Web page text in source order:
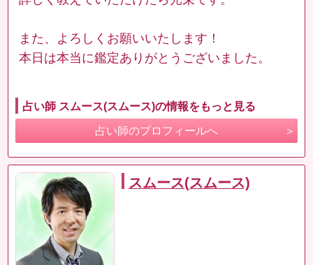
また、よろしくお願いいたします！
本日は本当に鑑定ありがとうございました。
占い師 スムース(スムース)の情報をもっと見る
占い師のプロフィールへ
スムース(スムース)